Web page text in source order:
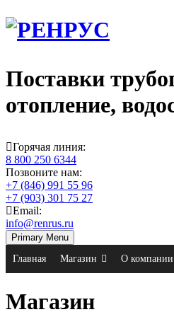
Поставки
отопление,
Горячая линия:
8 800 250 6344
Позвоните нам:
+7 (846) 991 55 96
+7 (903) 301 75 27
Email:
info@renrus.ru
Primary Menu
Главная
Магазин О компании
Магазин